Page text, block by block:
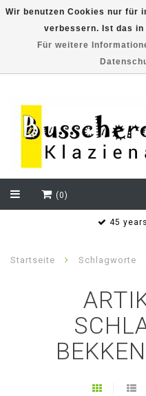
NEW ROLAND
(0)
45
Startseite Schlagworte
Wir benutzen Cookies nur für
verbessern. Ist das in
Für weitere